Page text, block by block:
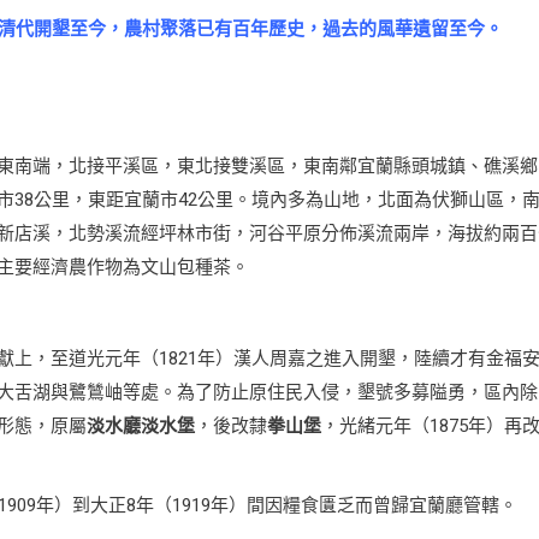
開墾至今，農村聚落已有百年歷史，過去的風華遺留至今。
南端，北接平溪區，東北接雙溪區，東南鄰宜蘭縣頭城鎮、礁溪
公里，東距宜蘭市42公里。境內多為山地，北面為伏獅山區，
溪，北勢溪流經坪林市街，河谷平原分佈溪流兩岸，海拔約兩
要經濟農作物為文山包種茶。
，至道光元年（1821年）漢人周嘉之進入開墾，陸續才有金福
湖與鷺鷥岫等處。為了防止原住民入侵，墾號多募隘勇，區內
態，原屬淡水廳淡水堡 ，後改隸拳山堡 ，光緒元年（1875年）再
年）到大正8年（1919年）間因糧食匱乏而曾歸宜蘭廳管轄。